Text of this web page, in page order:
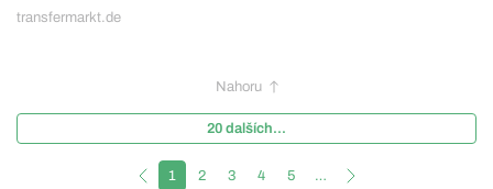
transfermarkt.de
Nahoru
20 dalších...
1 2 3 4 5 …